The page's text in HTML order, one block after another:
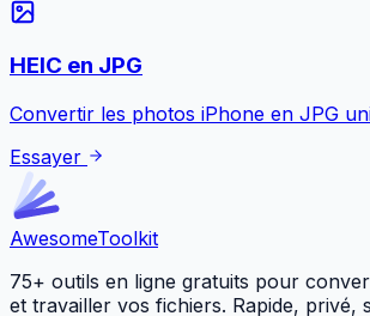
HEIC en JPG
Convertir les photos iPhone en JPG
Essayer
AwesomeToolkit
75+ outils en ligne gratuits pour
et travailler vos fichiers. Rapide, privé,